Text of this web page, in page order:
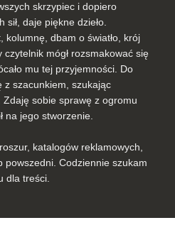
skrzypiec i dopiero
sił, daje piękne dzieło.
kolumnę, dbam o światło, krój
mógł rozsmakować się
mu tej przyjemności. Do
z szacunkiem, szukając
sobie sprawę z ogromu
na jego stworzenie.
katalogów reklamowych,
powszedni. Codziennie szukam
dla treści.